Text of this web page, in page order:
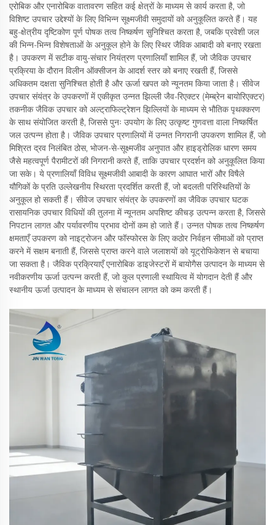
एरोबिक और एनारोबिक वातावरण सहित कई क्षेत्रों के माध्यम से कार्य करता है, जो
विशिष्ट उपचार उद्देश्यों के लिए विभिन्न सूक्ष्मजीवी समुदायों को अनुकूलित करते हैं। यह
बहु-क्षेत्रीय दृष्टिकोण पूर्ण पोषक तत्व निष्कर्षण सुनिश्चित करता है, जबकि प्रवेशी जल
की भिन्न-भिन्न विशेषताओं के अनुकूल होने के लिए स्थिर जैविक आबादी को बनाए रखता
है। उपकरण में सटीक वायु-संचार नियंत्रण प्रणालियाँ शामिल हैं, जो जैविक उपचार
प्रक्रिया के दौरान विलीन ऑक्सीजन के आदर्श स्तर को बनाए रखती हैं, जिससे
अधिकतम दक्षता सुनिश्चित होती है और ऊर्जा खपत को न्यूनतम किया जाता है। सीवेज
उपचार संयंत्र के उपकरणों में एकीकृत उन्नत झिल्ली जैव-रिएक्टर (मेम्ब्रेन बायोरिएक्टर)
तकनीक जैविक उपचार को अल्ट्राफिल्ट्रेशन झिल्लियों के माध्यम से भौतिक पृथक्करण
के साथ संयोजित करती है, जिससे पुनः उपयोग के लिए उत्कृष्ट गुणवत्ता वाला निष्कर्षित
जल उत्पन्न होता है। जैविक उपचार प्रणालियों में उन्नत निगरानी उपकरण शामिल हैं, जो
मिश्रित द्रव निलंबित ठोस, भोजन-से-सूक्ष्मजीव अनुपात और हाइड्रोलिक धारण समय
जैसे महत्वपूर्ण पैरामीटरों की निगरानी करते हैं, ताकि उपचार प्रदर्शन को अनुकूलित किया
जा सके। ये प्रणालियाँ विविध सूक्ष्मजीवी आबादी के कारण आघात भारों और विषैले
यौगिकों के प्रति उल्लेखनीय स्थिरता प्रदर्शित करती हैं, जो बदलती परिस्थितियों के
अनुकूल हो सकती हैं। सीवेज उपचार संयंत्र के उपकरणों का जैविक उपचार घटक
रासायनिक उपचार विधियों की तुलना में न्यूनतम अपशिष्ट कीचड़ उत्पन्न करता है, जिससे
निपटान लागत और पर्यावरणीय प्रभाव दोनों कम हो जाते हैं। उन्नत पोषक तत्व निष्कर्षण
क्षमताएँ उपकरण को नाइट्रोजन और फॉस्फोरस के लिए कठोर निर्वहन सीमाओं को प्राप्त
करने में सक्षम बनाती हैं, जिससे प्राप्त करने वाले जलाशयों को यूट्रोफिकेशन से बचाया
जा सकता है। जैविक प्रक्रियाएँ एनारोबिक डाइजेस्टरों में बायोगैस उत्पादन के माध्यम से
नवीकरणीय ऊर्जा उत्पन्न करती हैं, जो कुल प्रणाली स्थायित्व में योगदान देती हैं और
स्थानीय ऊर्जा उत्पादन के माध्यम से संचालन लागत को कम करती हैं।